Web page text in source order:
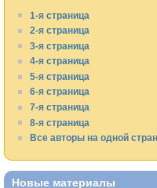
1-я страница
2-я страница
3-я страница
4-я страница
5-я страница
6-я страница
7-я страница
8-я страница
Все авторы на одной
Новые материалы